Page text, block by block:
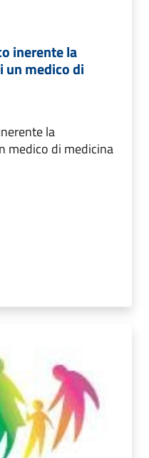
inerente la
un medico di
la
medico di medicina